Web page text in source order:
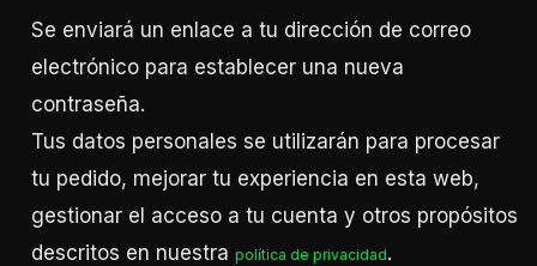
Se enviará un enlace a tu dirección de correo
electrónico para establecer una nueva
contraseña.
Tus datos personales se utilizarán para procesar
tu pedido, mejorar tu experiencia en esta web,
gestionar el acceso a tu cuenta y otros propósitos
descritos en nuestra política de privacidad.